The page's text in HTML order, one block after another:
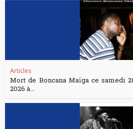
Articles
Mort de Boncana Maïga ce samedi
2026 à...